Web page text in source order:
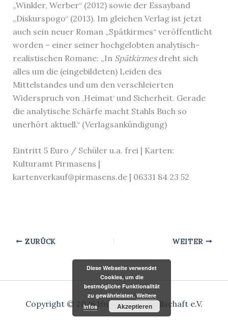
„Winkler, Werber“ (2012) sowie der Essayband
„Diskurspogo“ (2013). Im gleichen Verlag ist jetzt
auch sein neuer Roman „Spätkirmes“ veröffentlicht
worden – einer seiner hochgelobten analytisch-
realistischen Romane: „In Spätkirmesdreht sich
alles um die (eingebildeten) Leiden des
Mittelstandes und um den verschleierten
Widerspruch von ‚Heimat‘ und Sicherheit. Gerade
die analytische Schärfe macht Stahls Buch so
unerhört aktuell.“ (Verlagsankündigung)
Eintritt 5 Euro / Schüler u.a. frei | Karten:
Kulturamt Pirmasens |
kartenverkauf@pirmasens.de | 06331 84 23 52
ZURÜCK WEITER
Copyright © 2026 Hugo-Ball-Gesellschaft e.V.
Diese Webseite verwendet
Cookies, um die
bestmögliche Funktionalität
zu gewährleisten. Weitere
Infos
Akzeptieren